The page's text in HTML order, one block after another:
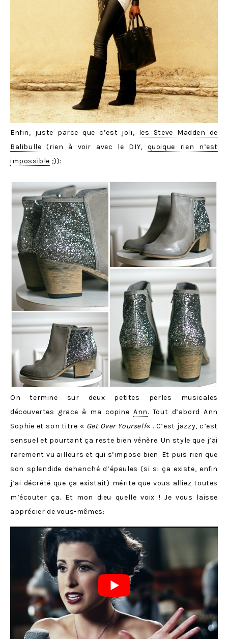
Enfin, juste parce que c’est joli, les Steve Madden de
Balibulle (rien à voir avec le DIY, quoique rien n’est
impossible ;)):
On termine sur deux petites perles musicales
découvertes grace à ma copine Ann. Tout d’abord Ann
Sophie et son titre « Get Over Yourself« . C’est jazzy, c’est
sensuel et pourtant ça reste bien vénère. Un style que j’ai
rarement vu ailleurs et qui s’impose bien. Et puis rien que
son splendide dehanché d’épaules (si si ça existe, enfin
j’ai décrété que ça existait) mérite que vous alliez toutes
m’écouter ça. Et mon dieu quelle voix ! Je vous laisse
apprécier de vous-mêmes: